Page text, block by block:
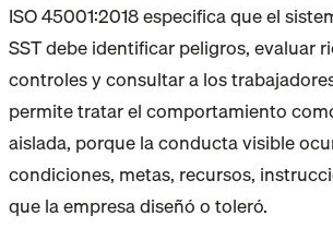
ISO 45001:2018 especifica que el
SST debe identificar peligros, evaluar
controles y consultar a los
permite tratar el comportamiento
aislada, porque la conducta visible
condiciones, metas, recursos,
que la empresa diseñó o toleró.